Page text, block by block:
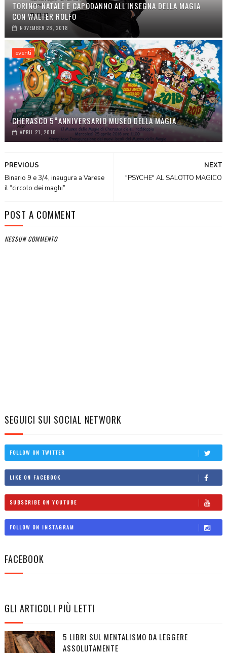
TORINO: NATALE E CAPODANNO ALL'INSEGNA DELLA MAGIA
CON WALTER ROLFO
NOVEMBER 28, 2018
eventi
CHERASCO 5°ANNIVERSARIO MUSEO DELLA MAGIA
APRIL 21, 2018
NEXT
"PSYCHE" AL SALOTTO MAGICO
PREVIOUS
Binario 9 e 3/4, inaugura a Varese
il “circolo dei maghi”
POST A COMMENT
NESSUN COMMENTO
SEGUICI SUI SOCIAL NETWORK
FOLLOW ON TWITTER
LIKE ON FACEBOOK
SUBSCRIBE ON YOUTUBE
FOLLOW ON INSTAGRAM
FACEBOOK
GLI ARTICOLI PIÙ LETTI
5 LIBRI SUL MENTALISMO DA LEGGERE
ASSOLUTAMENTE